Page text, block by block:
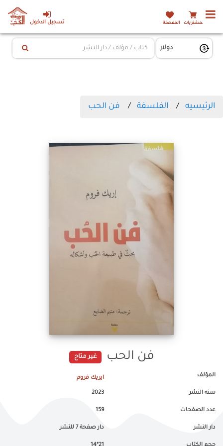
تسجيل الدخول المشتريات المفضلة
الرئيسيه الفلسفة فن الحب
فن الحب غير متاح
المؤلف ايريك فروم
سنه النشر 2023
عدد الصفحات 159
دار النشر دار صفحة 7 للنشر